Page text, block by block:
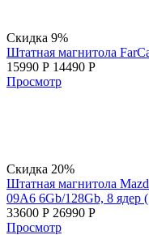
Скидка 9%
Штатная магнитола
15990 Р 14490 Р
Просмотр
Скидка 20%
Штатная магнитола
09А6 6Gb/128Gb, 8 ядер
33600 Р 26990 Р
Просмотр